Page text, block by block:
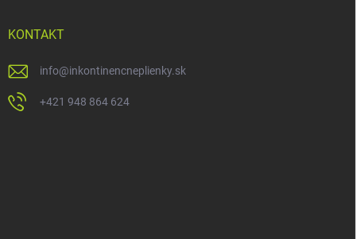
KONTAKT
info@inkontinencneplienky.sk
+421 948 864 624